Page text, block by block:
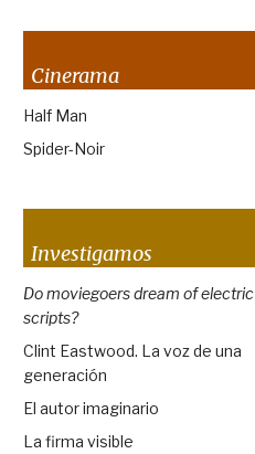
Cinerama
Half Man
Spider-Noir
Investigamos
Do moviegoers dream of electric
scripts?
Clint Eastwood. La voz de una
generación
El autor imaginario
La firma visible